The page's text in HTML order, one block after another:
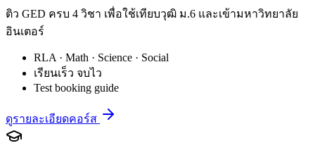
ติว GED ครบ 4 วิชา เพื่อใช้เทียบวุฒิ ม.6 และเข้ามหาวิทยาลัย
อินเตอร์
RLA · Math · Science · Social
เรียนเร็ว จบไว
Test booking guide
ดูรายละเอียดคอร์ส